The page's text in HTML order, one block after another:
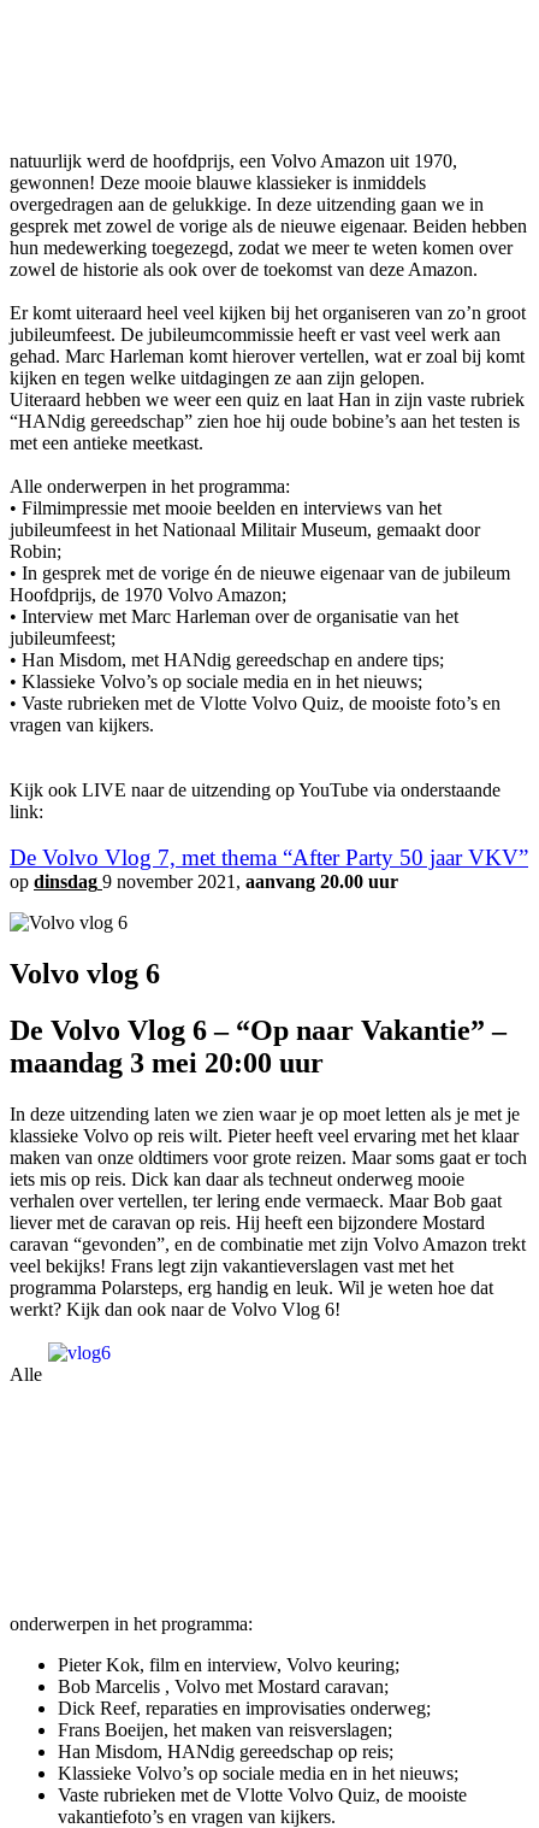
natuurlijk werd de hoofdprijs, een Volvo Amazon uit 1970,
gewonnen! Deze mooie blauwe klassieker is inmiddels
overgedragen aan de gelukkige. In deze uitzending gaan we in
gesprek met zowel de vorige als de nieuwe eigenaar. Beiden hebben
hun medewerking toegezegd, zodat we meer te weten komen over
zowel de historie als ook over de toekomst van deze Amazon.
Er komt uiteraard heel veel kijken bij het organiseren van zo’n groot
jubileumfeest. De jubileumcommissie heeft er vast veel werk aan
gehad. Marc Harleman komt hierover vertellen, wat er zoal bij komt
kijken en tegen welke uitdagingen ze aan zijn gelopen.
Uiteraard hebben we weer een quiz en laat Han in zijn vaste rubriek
“HANdig gereedschap” zien hoe hij oude bobine’s aan het testen is
met een antieke meetkast.
Alle onderwerpen in het programma:
• Filmimpressie met mooie beelden en interviews van het
jubileumfeest in het Nationaal Militair Museum, gemaakt door
Robin;
• In gesprek met de vorige én de nieuwe eigenaar van de jubileum
Hoofdprijs, de 1970 Volvo Amazon;
• Interview met Marc Harleman over de organisatie van het
jubileumfeest;
• Han Misdom, met HANdig gereedschap en andere tips;
• Klassieke Volvo’s op sociale media en in het nieuws;
• Vaste rubrieken met de Vlotte Volvo Quiz, de mooiste foto’s en
vragen van kijkers.
Kijk ook LIVE naar de uitzending op YouTube via onderstaande
link:
De Volvo Vlog 7, met thema “After Party 50 jaar VKV”
op dinsdag 9 november 2021, aanvang 20.00 uur
Volvo vlog 6
De Volvo Vlog 6 – “Op naar Vakantie” –
maandag 3 mei 20:00 uur
In deze uitzending laten we zien waar je op moet letten als je met je
klassieke Volvo op reis wilt. Pieter heeft veel ervaring met het klaar
maken van onze oldtimers voor grote reizen. Maar soms gaat er toch
iets mis op reis. Dick kan daar als techneut onderweg mooie
verhalen over vertellen, ter lering ende vermaeck. Maar Bob gaat
liever met de caravan op reis. Hij heeft een bijzondere Mostard
caravan “gevonden”, en de combinatie met zijn Volvo Amazon trekt
veel bekijks! Frans legt zijn vakantieverslagen vast met het
programma Polarsteps, erg handig en leuk. Wil je weten hoe dat
werkt? Kijk dan ook naar de Volvo Vlog 6!
Alle
onderwerpen in het programma:
Pieter Kok, film en interview, Volvo keuring;
Bob Marcelis , Volvo met Mostard caravan;
Dick Reef, reparaties en improvisaties onderweg;
Frans Boeijen, het maken van reisverslagen;
Han Misdom, HANdig gereedschap op reis;
Klassieke Volvo’s op sociale media en in het nieuws;
Vaste rubrieken met de Vlotte Volvo Quiz, de mooiste
vakantiefoto’s en vragen van kijkers.